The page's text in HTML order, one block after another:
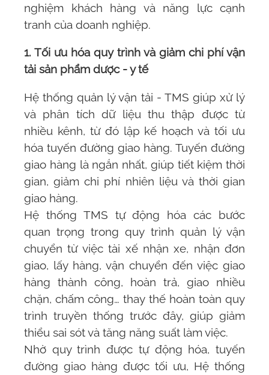
nghiệm khách hàng và năng lực cạnh
tranh của doanh nghiệp.
1. Tối ưu hóa quy trình và giảm chi phí vận
tải sản phẩm dược - y tế
Hệ thống quản lý vận tải - TMS giúp xử lý
và phân tích dữ liệu thu thập được từ
nhiều kênh, từ đó lập kế hoạch và tối ưu
hóa tuyến đường giao hàng. Tuyến đường
giao hàng là ngắn nhất, giúp tiết kiệm thời
gian, giảm chi phí nhiên liệu và thời gian
giao hàng.
Hệ thống TMS tự động hóa các bước
quan trọng trong quy trình quản lý vận
chuyển từ việc tài xế nhận xe, nhận đơn
giao, lấy hàng, vận chuyển đến việc giao
hàng thành công, hoàn trả, giao nhiều
chặn, chấm công… thay thế hoàn toàn quy
trình truyền thống trước đây, giúp giảm
thiểu sai sót và tăng năng suất làm việc.
Nhờ quy trình được tự động hóa, tuyến
đường giao hàng được tối ưu, Hệ thống